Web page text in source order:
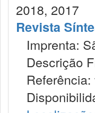
2018, 2017
Revista
Imprenta:
Descrição
Referência: